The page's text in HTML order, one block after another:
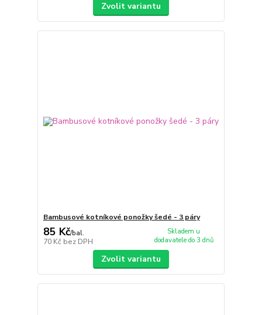
Zvolit variantu
Bambusové kotníkové ponožky šedé - 3 páry
85 Kč/bal.
70 Kč bez DPH
Skladem u
dodavatele do 3 dnů
Zvolit variantu